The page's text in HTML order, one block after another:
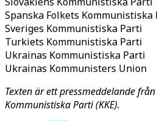
Spanska Folkets Kommunistiska
Sveriges Kommunistiska Parti
Turkiets Kommunistiska Parti
Ukrainas Kommunistiska Parti
Ukrainas Kommunisters Union
Texten är ett pressmeddelande
Kommunistiska Parti (KKE).